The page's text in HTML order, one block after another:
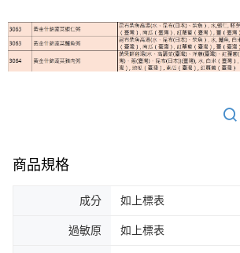
商品規格
成分 如上標表
過敏原 如上標表